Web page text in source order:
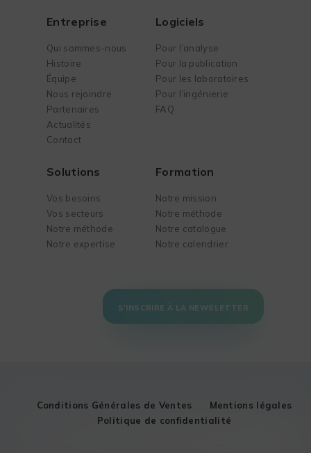
Entreprise
Qui sommes-nous
Histoire
Équipe
Nous rejoindre
Partenaires
Actualités
Contact
Logiciels
Pour l’analyse
Pour la publication
Pour les laboratoires
Pour l’ingénierie
FAQ
Solutions
Vos besoins
Vos secteurs
Notre méthode
Notre expertise
Formation
Notre mission
Notre méthode
Notre catalogue
Notre calendrier
S'INSCRIRE À LA NEWSLETTER
Conditions Générales de Ventes
Mentions légales
Politique de confidentialité